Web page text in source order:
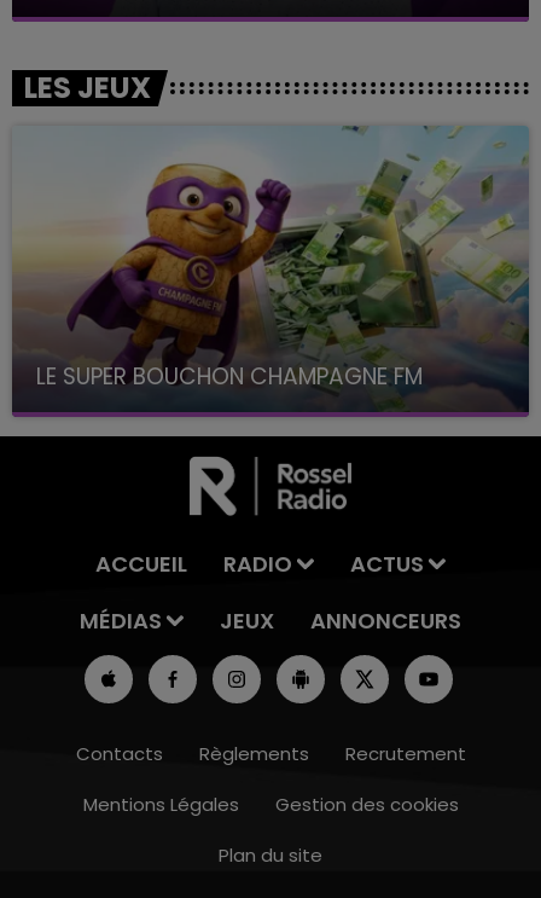
LES JEUX
LE SUPER BOUCHON CHAMPAGNE FM
avec La Famille Champagne FM, à 8H10
ACCUEIL RADIO
ACTUS
MÉDIAS
JEUX ANNONCEURS
Contacts Règlements
Recrutement
Mentions Légales
Gestion des cookies
Plan du site